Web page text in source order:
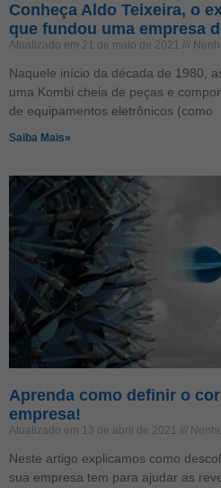
Conheça Aldo Teixeira, o
que fundou uma empresa
Atualizado em 21 de maio de 2021
Naquele início da década de 1980,
uma Kombi cheia de peças e
de equipamentos eletrônicos (como
Saiba Mais»
Aprenda como definir o
empresa!
Atualizado em 13 de abril de 2021
Neste artigo explicamos como
sua empresa tem para ajudar as